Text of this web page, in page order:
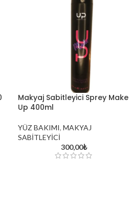
Makyaj Sabitleyici Sprey Make
Up 400ml
YÜZ BAKIMI, MAKYAJ
SABİTLEYİCİ
300,00₺